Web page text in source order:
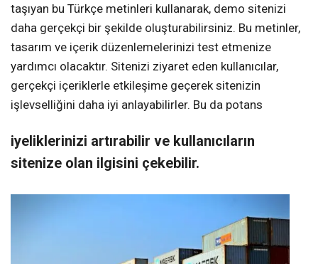
taşıyan bu Türkçe metinleri kullanarak, demo sitenizi
daha gerçekçi bir şekilde oluşturabilirsiniz. Bu metinler,
tasarım ve içerik düzenlemelerinizi test etmenize
yardımcı olacaktır. Sitenizi ziyaret eden kullanıcılar,
gerçekçi içeriklerle etkileşime geçerek sitenizin
işlevselliğini daha iyi anlayabilirler. Bu da potans
iyeliklerinizi artırabilir ve kullanıcıların
sitenize olan ilgisini çekebilir.